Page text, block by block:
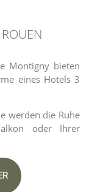
Montigny bieten
eines Hotels 3
werden die Ruhe
oder Ihrer